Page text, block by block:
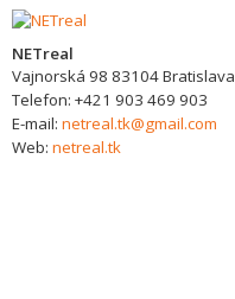
NETreal
Vajnorská 98 83104Bratislava
Telefon: +421 903 469 903
E-mail: netreal.tk@gmail.com
Web: netreal.tk